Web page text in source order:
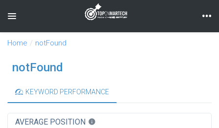
Toggle navigation
Home notFound
notFound
KEYWORD PERFORMANCE
AVERAGE POSITION info